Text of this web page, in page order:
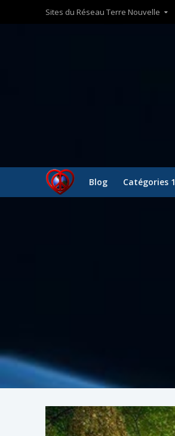
Sites du Réseau Terre Nouvelle
Blog Catégories 1